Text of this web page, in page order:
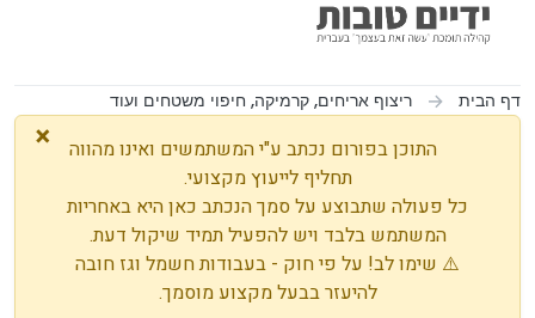
דף הבית ריצוף אריחים, קרמיקה, חיפוי משטחים ועוד
×
התוכן בפורום נכתב ע"י המשתמשים ואינו מהווה
תחליף לייעוץ מקצועי.
כל פעולה שתבוצע על סמך הנכתב כאן היא באחריות
המשתמש בלבד ויש להפעיל תמיד שיקול דעת.
⚠️ שימו לב! על פי חוק - בעבודות חשמל וגז חובה
להיעזר בבעל מקצוע מוסמך.